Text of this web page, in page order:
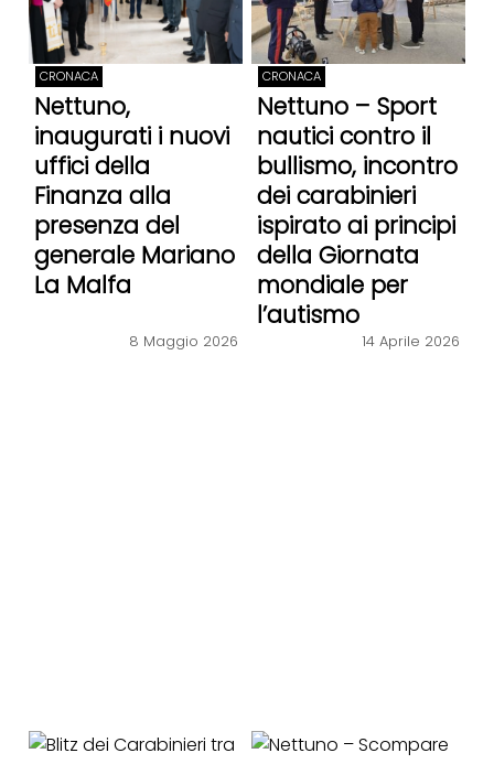
CRONACA
Nettuno,
inaugurati i nuovi
uffici della
Finanza alla
presenza del
generale Mariano
La Malfa
8 Maggio 2026
CRONACA
Nettuno – Sport
nautici contro il
bullismo, incontro
dei carabinieri
ispirato ai principi
della Giornata
mondiale per
l’autismo
14 Aprile 2026